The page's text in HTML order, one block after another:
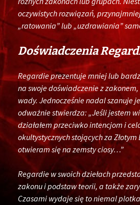
oczywistych rozwiązań,
„ratowania” lub „uzdrawiania”
Doświadczenia
Regardie prezentuje mniej lub
na swoje doświadczenie z
wady. Jednocześnie nadal szanuje
odważnie stwierdza: „Jeśli jestem
działałem przeciwko intencjom i
okultystycznych stojących za
otwieram się na zemsty ciosy…”
Regardie w swoich dziełach
zakonu i podstaw teorii, a także
Czasami wydaje się to niemal